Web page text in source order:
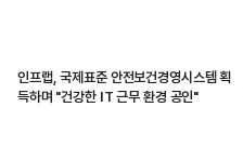
인프랩, 국제표준 안전보건경영시스템 획
득하며 "건강한 IT 근무 환경 공인"